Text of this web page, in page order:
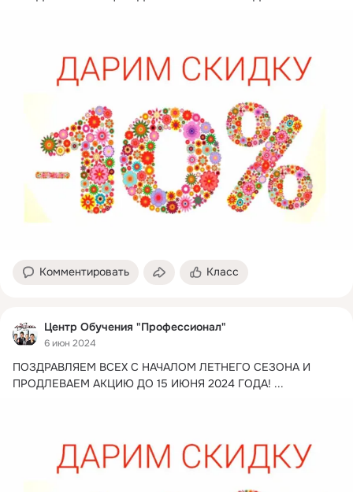
Комментировать Класс
Центр Обучения "Профессионал"
6 июн 2024
ПОЗДРАВЛЯЕМ ВСЕХ С НАЧАЛОМ ЛЕТНЕГО СЕЗОНА И
ПРОДЛЕВАЕМ АКЦИЮ ДО 15 ИЮНЯ 2024 ГОДА! ...